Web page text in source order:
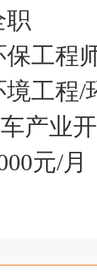
职
保工程
境工程/
产业
元/月